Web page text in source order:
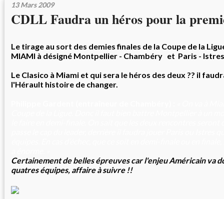
13 Mars 2009
CDLL Faudra un héros pour la
Le tirage au sort des demies finales de la Coupe de la
MIAMI à désigné Montpellier - Chambéry et Paris - Istres
Le Clasico à Miami et qui sera le héros des deux ?? il
l'Hérault histoire de changer.
Certainement de belles épreuves car l'enjeu Américain va
quatres équipes, affaire à suivre !!